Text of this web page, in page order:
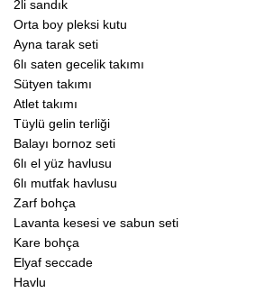
2li sandık
Orta boy pleksi kutu
Ayna tarak seti
6lı saten gecelik takımı
Sütyen takımı
Atlet takımı
Tüylü gelin terliği
Balayı bornoz seti
6lı el yüz havlusu
6lı mutfak havlusu
Zarf bohça
Lavanta kesesi ve sabun seti
Kare bohça
Elyaf seccade
Havlu